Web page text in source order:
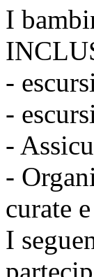
I
-
-
-
-
curate
I